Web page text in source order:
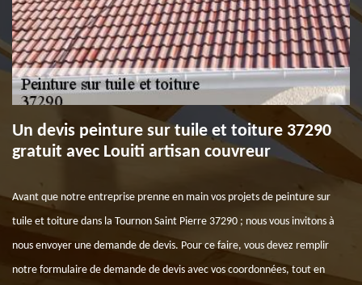
Un devis peinture sur tuile et toiture 37290
gratuit avec Louiti artisan couvreur
Avant que notre entreprise prenne en main vos projets de peinture sur
tuile et toiture dans la Tournon Saint Pierre 37290 ; nous vous invitons à
nous envoyer une demande de devis. Pour ce faire, vous devez remplir
notre formulaire de demande de devis avec vos coordonnées, tout en